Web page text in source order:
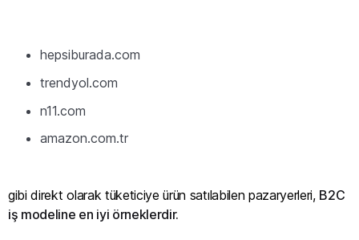
hepsiburada.com
trendyol.com
n11.com
amazon.com.tr
gibi direkt olarak tüketiciye ürün satılabilen pazaryerleri, B2C
iş modeline en iyi örneklerdir.